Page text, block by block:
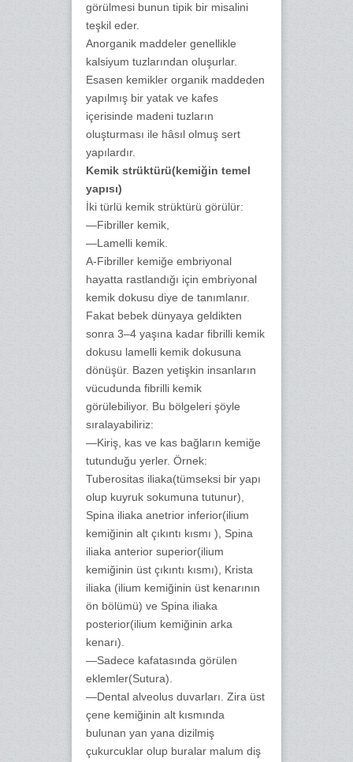
görülmesi bunun tipik bir misalini
teşkil eder.
Anorganik maddeler genellikle
kalsiyum tuzlarından oluşurlar.
Esasen kemikler organik maddeden
yapılmış bir yatak ve kafes
içerisinde madeni tuzların
oluşturması ile hâsıl olmuş sert
yapılardır.
Kemik strüktürü(kemiğin temel
yapısı)
İki türlü kemik strüktürü görülür:
—Fibriller kemik,
—Lamelli kemik.
A-Fibriller kemiğe embriyonal
hayatta rastlandığı için embriyonal
kemik dokusu diye de tanımlanır.
Fakat bebek dünyaya geldikten
sonra 3–4 yaşına kadar fibrilli kemik
dokusu lamelli kemik dokusuna
dönüşür. Bazen yetişkin insanların
vücudunda fibrilli kemik
görülebiliyor. Bu bölgeleri şöyle
sıralayabiliriz:
—Kiriş, kas ve kas bağların kemiğe
tutunduğu yerler. Örnek:
Tuberositas iliaka(tümseksi bir yapı
olup kuyruk sokumuna tutunur),
Spina iliaka anetrior inferior(ilium
kemiğinin alt çıkıntı kısmı ), Spina
iliaka anterior superior(ilium
kemiğinin üst çıkıntı kısmı), Krista
iliaka (ilium kemiğinin üst kenarının
ön bölümü) ve Spina iliaka
posterior(ilium kemiğinin arka
kenarı).
—Sadece kafatasında görülen
eklemler(Sutura).
—Dental alveolus duvarları. Zira üst
çene kemiğinin alt kısmında
bulunan yan yana dizilmiş
çukurcuklar olup buralar malum diş